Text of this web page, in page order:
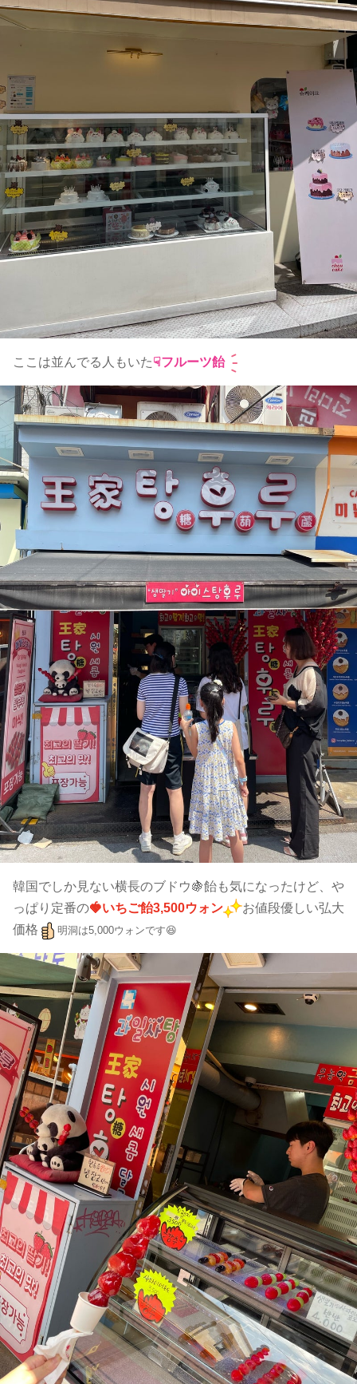
ここは並んでる人もいた☟フルーツ飴
韓国でしか見ない横長のブドウ🍇飴も気になったけど、や
っぱり定番の🍓いちご飴3,500ウォン
お値段優しい弘大
価格
明洞は5,000ウォンです😆